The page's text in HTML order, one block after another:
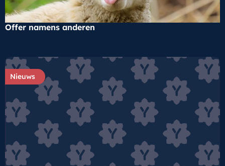
Offer namens anderen
Nieuws